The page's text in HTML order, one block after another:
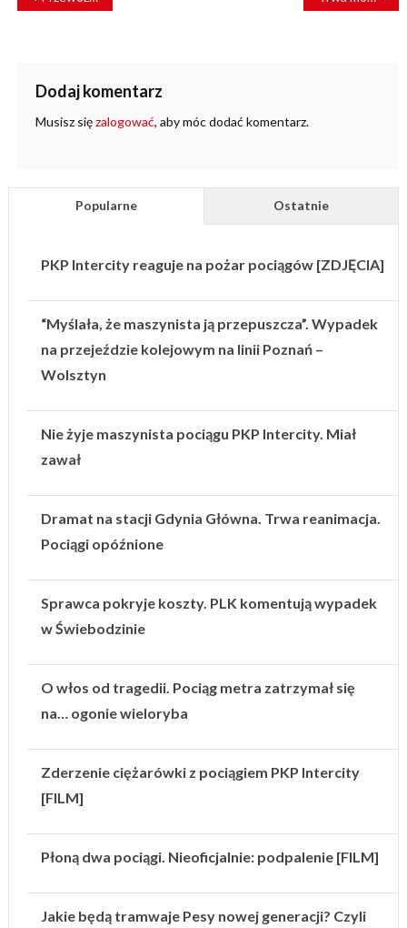
WPISU
Dodaj komentarz
Musisz sięzalogować, aby móc dodać komentarz.
Popularne Ostatnie
PKP Intercity reaguje na pożar pociągów [ZDJĘCIA]
“Myślała, że maszynista ją przepuszcza”. Wypadek
na przejeździe kolejowym na linii Poznań –
Wolsztyn
Nie żyje maszynista pociągu PKP Intercity. Miał
zawał
Dramat na stacji Gdynia Główna. Trwa reanimacja.
Pociągi opóźnione
Sprawca pokryje koszty. PLK komentują wypadek
w Świebodzinie
O włos od tragedii. Pociąg metra zatrzymał się
na… ogonie wieloryba
Zderzenie ciężarówki z pociągiem PKP Intercity
[FILM]
Płoną dwa pociągi. Nieoficjalnie: podpalenie [FILM]
Jakie będą tramwaje Pesy nowej generacji? Czyli